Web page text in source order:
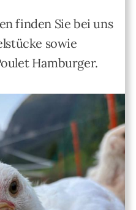
finden Sie bei uns
sowie
Hamburger.